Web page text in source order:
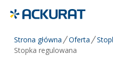
Strona główna Oferta
Stopka regulowana